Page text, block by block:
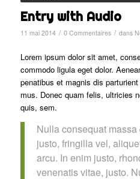
Entry with Audio
11 mai 2014 / 0 Commentaires / dans
Lorem ipsum dolor sit amet,
commodo ligula eget dolor.
penatibus et magnis dis
mus. Donec quam felis, ultricies
quis, sem.
Nulla consequat
justo, fringilla vel,
arcu. In enim justo,
venenatis vitae, justo.